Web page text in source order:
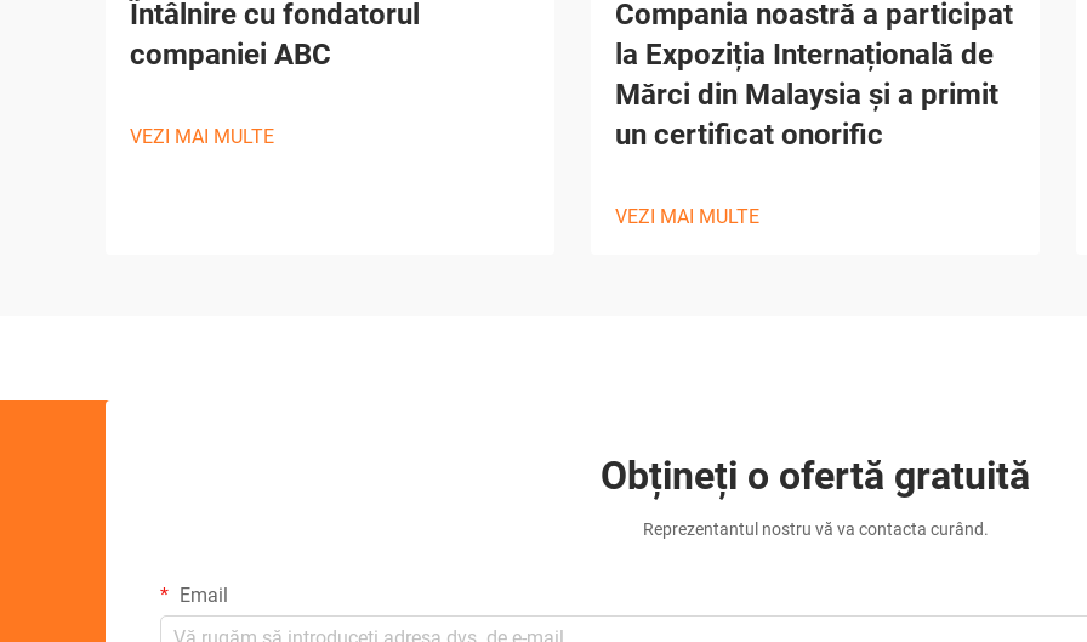
Întâlnire cu fondatorul
companiei ABC
VEZI MAI MULTE
Compania noastră a participat
la Expoziția Internațională de
Mărci din Malaysia și a primit
un certificat onorific
VEZI MAI MULTE
Obțineți o ofertă gratuită
Reprezentantul nostru vă va contacta curând.
Email